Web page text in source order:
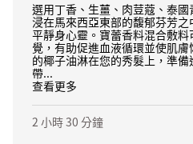
選用丁香、生薑、肉荳蔻、泰
浸在馬來西亞東部的馥郁芬芳
平靜身心靈。寶蕾香料混合敷
覺，有助促進血液循環並使肌
的椰子油淋在您的秀髮上，準
帶...
查看更多
2 小時 30 分鐘